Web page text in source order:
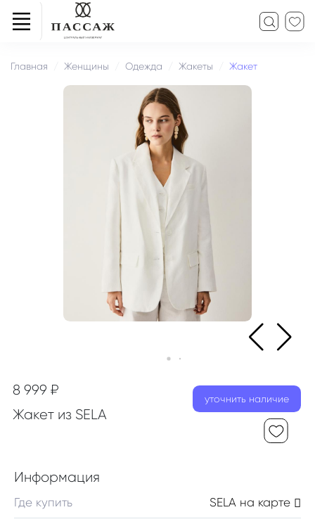
Главная Женщины Одежда Жакеты Жакет
8 999 ₽
Жакет из SELA
уточнить наличие
Информация
SELA на карте
Где купить